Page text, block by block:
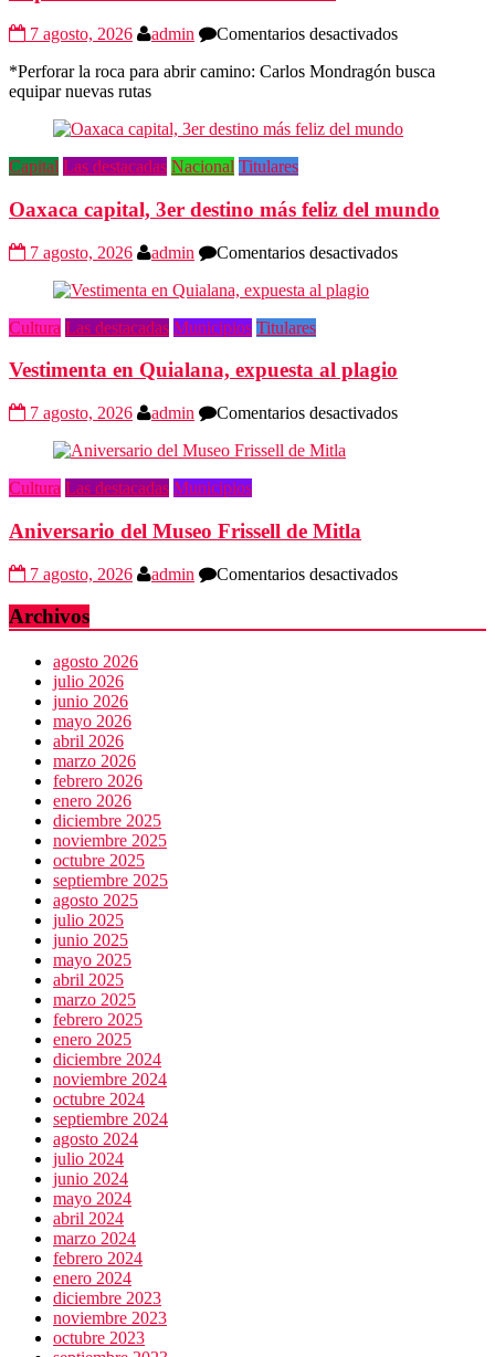
7 agosto, 2026 admin Comentarios desactivadosen
pionero
escalada
*Perforar la roca para abrir camino: Carlos Mondragón busca
equipar nuevas rutas
Capital Las destacadas Nacional Titulares
Oaxaca capital, 3er destino más feliz del mundo
7 agosto, 2026 admin Comentarios desactivadosen
mundo
Cultura Las destacadas Municipios Titulares
Vestimenta en Quialana, expuesta al plagio
7 agosto, 2026 admin Comentarios desactivadosen
Cultura Las destacadas Municipios
Aniversario del Museo Frissell de Mitla
7 agosto, 2026 admin Comentarios desactivadosen
Museo
Archivos
agosto 2026
julio 2026
junio 2026
mayo 2026
abril 2026
marzo 2026
febrero 2026
enero 2026
diciembre 2025
noviembre 2025
octubre 2025
septiembre 2025
agosto 2025
julio 2025
junio 2025
mayo 2025
abril 2025
marzo 2025
febrero 2025
enero 2025
diciembre 2024
noviembre 2024
octubre 2024
septiembre 2024
agosto 2024
julio 2024
junio 2024
mayo 2024
abril 2024
marzo 2024
febrero 2024
enero 2024
diciembre 2023
noviembre 2023
octubre 2023